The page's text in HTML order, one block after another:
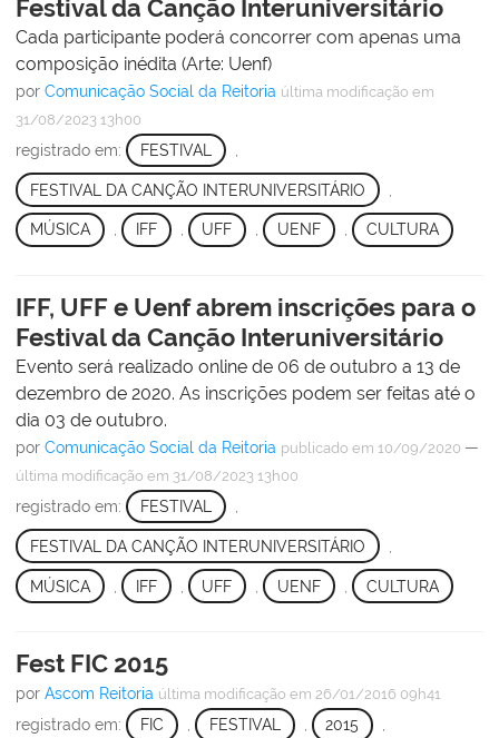
Festival da Canção Interuniversitário
Cada participante poderá concorrer com apenas uma
composição inédita (Arte: Uenf)
por Comunicação Social da Reitoria última modificação em
31/08/2023 13h00
registrado em: FESTIVAL
FESTIVAL DA CANÇÃO INTERUNIVERSITÁRIO
MÚSICA , IFF , UFF , UENF , CULTURA
IFF, UFF e Uenf abrem inscrições para o
Festival da Canção Interuniversitário
Evento será realizado online de 06 de outubro a 13 de
dezembro de 2020. As inscrições podem ser feitas até o
dia 03 de outubro.
por Comunicação Social da Reitoria publicado em 10/09/2020 —
última modificação em 31/08/2023 13h00
registrado em: FESTIVAL
FESTIVAL DA CANÇÃO INTERUNIVERSITÁRIO
MÚSICA IFF UFF , UENF CULTURA
Fest FIC 2015
por Ascom Reitoria última modificação em 26/01/2016 09h41
registrado em: FIC , FESTIVAL , 2015 ,